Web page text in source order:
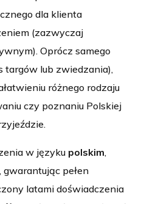
dla klienta
(zazwyczaj
Oprócz samego
targów lub zwiedzania),
różnego rodzaju
czy poznaniu Polskiej
w języku polskim,
, gwarantując pełen
latami doświadczenia